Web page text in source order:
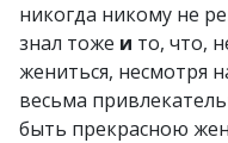
никогда никому не
знал тоже и то, что,
жениться, несмотря
весьма
быть прекрасною